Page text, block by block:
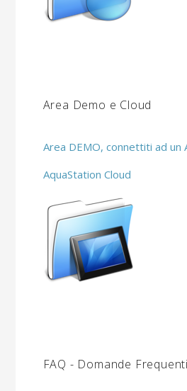
Area Demo e Cloud
Area DEMO, connettiti ad un
AquaStation Cloud
FAQ - Domande Frequenti